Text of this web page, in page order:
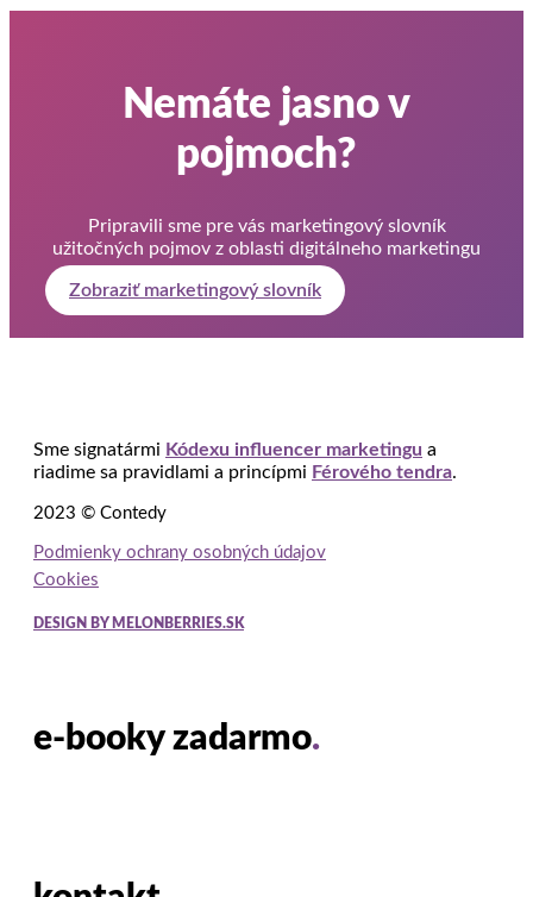
Nemáte jasno v
pojmoch?
Pripravili sme pre vás marketingový slovník
užitočných pojmov z oblasti digitálneho marketingu
Zobraziť marketingový slovník
Sme signatármi Kódexu influencer marketingu a
riadime sa pravidlami a princípmi Férového tendra.
2023 © Contedy
Podmienky ochrany osobných údajov
Cookies
DESIGN BY MELONBERRIES.SK
e-booky zadarmo.